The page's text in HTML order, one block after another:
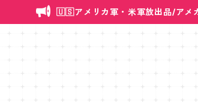
🇺🇸アメリカ軍・米軍放出品/アメ